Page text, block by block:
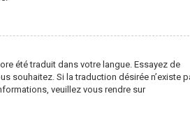
été traduit dans votre langue. Essayez de
souhaitez. Si la traduction désirée n’existe
veuillez vous rendre sur